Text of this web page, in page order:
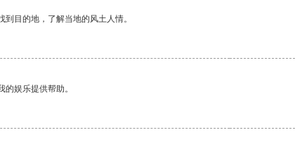
目的地，了解当地的风土人情。
娱乐提供帮助。